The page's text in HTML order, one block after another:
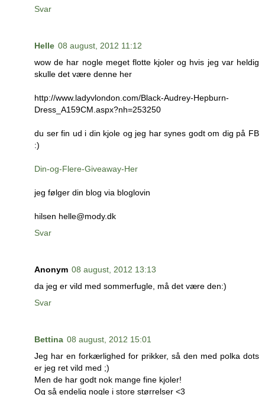
Svar
Helle 08 august, 2012 11:12
wow de har nogle meget flotte kjoler og hvis jeg var heldig
skulle det være denne her
http://www.ladyvlondon.com/Black-Audrey-Hepburn-
Dress_A159CM.aspx?nh=253250
du ser fin ud i din kjole og jeg har synes godt om dig på FB
:)
Din-og-Flere-Giveaway-Her
jeg følger din blog via bloglovin
hilsen helle@mody.dk
Svar
Anonym 08 august, 2012 13:13
da jeg er vild med sommerfugle, må det være den:)
Svar
Bettina 08 august, 2012 15:01
Jeg har en forkærlighed for prikker, så den med polka dots
er jeg ret vild med ;)
Men de har godt nok mange fine kjoler!
Og så endelig nogle i store størrelser <3